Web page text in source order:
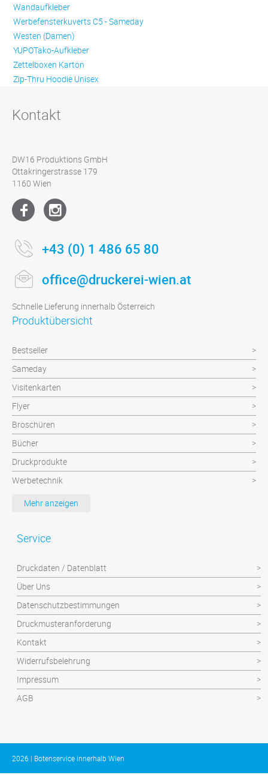
Wandaufkleber
Werbefensterkuverts C5 - Sameday
Westen (Damen)
YUPOTako-Aufkleber
Zettelboxen Karton
Zip-Thru Hoodie Unisex
Kontakt
DW16 Produktions GmbH
Ottakringerstrasse 179
1160 Wien
+43 (0) 1 486 65 80
office@druckerei-wien.at
Schnelle Lieferung innerhalb Österreich
Produktübersicht
Bestseller
Sameday
Visitenkarten
Flyer
Broschüren
Bücher
Druckprodukte
Werbetechnik
Werbeartikel
Plattendruck und Schilder
Mehr anzeigen
Service
Druckdaten / Datenblatt
Über Uns
Datenschutzbestimmungen
Druckmusteranforderung
Kontakt
Widerrufsbelehrung
Impressum
AGB
2026 | Botenservice innerhalb Wien